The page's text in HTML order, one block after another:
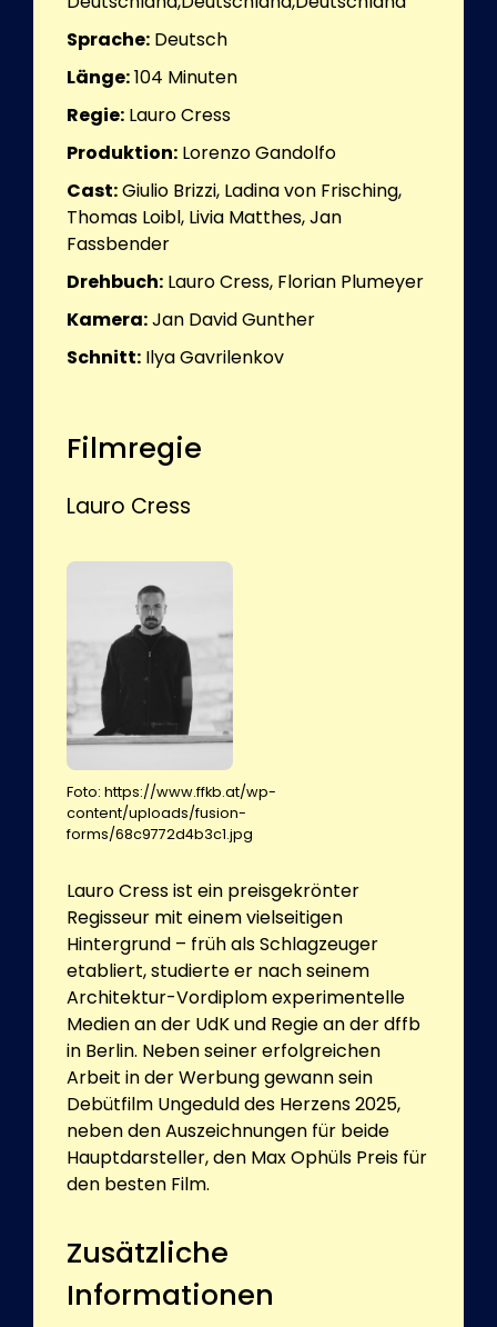
Sprache: Deutsch
Länge:104 Minuten
Regie: Lauro Cress
Produktion: Lorenzo Gandolfo
Cast:Giulio Brizzi, Ladina von Frisching,
Thomas Loibl, Livia Matthes, Jan
Fassbender
Drehbuch: Lauro Cress, Florian Plumeyer
Kamera:Jan David Gunther
Schnitt: Ilya Gavrilenkov
Filmregie
Lauro Cress
Foto: https://www.ffkb.at/wp-
content/uploads/fusion-
forms/68c9772d4b3c1.jpg
Lauro Cress ist ein preisgekrönter
Regisseur mit einem vielseitigen
Hintergrund – früh als Schlagzeuger
etabliert, studierte er nach seinem
Architektur-Vordiplom experimentelle
Medien an der UdK und Regie an der dffb
in Berlin. Neben seiner erfolgreichen
Arbeit in der Werbung gewann sein
Debütfilm Ungeduld des Herzens 2025,
neben den Auszeichnungen für beide
Hauptdarsteller, den Max Ophüls Preis für
den besten Film.
Zusätzliche
Informationen